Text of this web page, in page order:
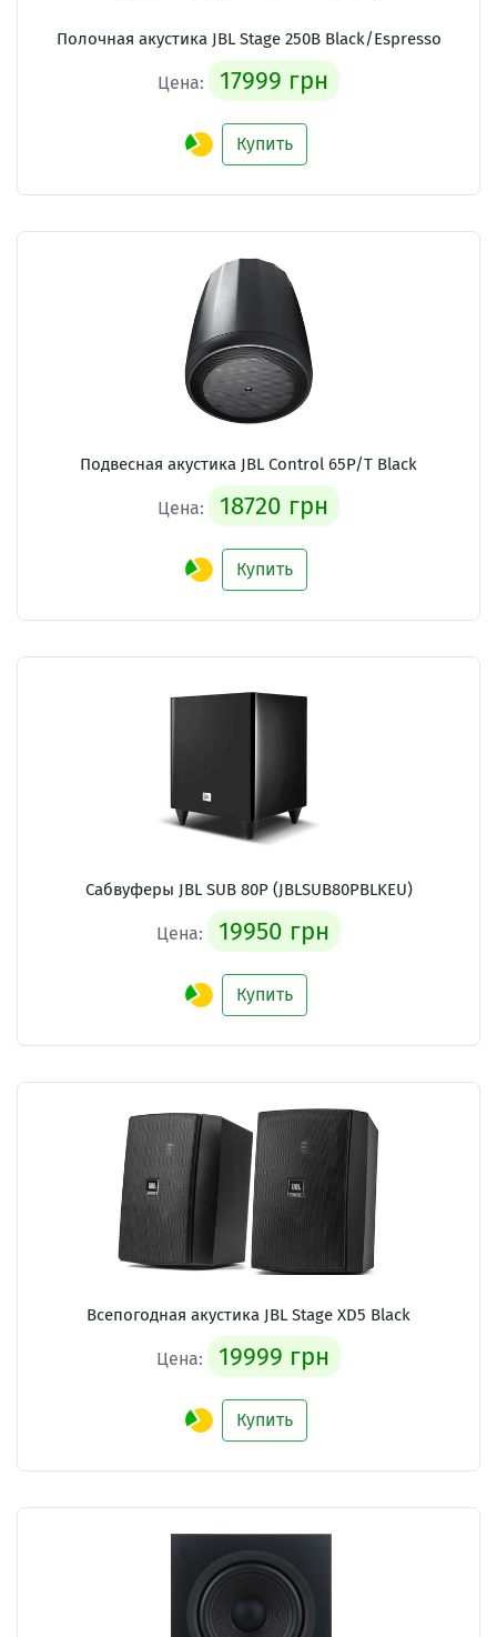
Полочная акустика JBL Stage 250B Black/Espresso
Цена: 17999 грн
Купить
Подвесная акустика JBL Control 65P/T Black
Цена: 18720 грн
Купить
Сабвуферы JBL SUB 80P (JBLSUB80PBLKEU)
Цена: 19950 грн
Купить
Всепогодная акустика JBL Stage XD5 Black
Цена: 19999 грн
Купить